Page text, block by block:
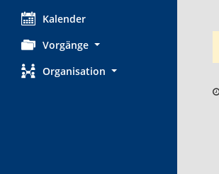
Kalender
Vorgänge
Organisation